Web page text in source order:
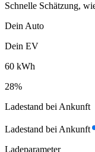
Schnelle Schätzung,
Dein Auto
Dein EV
60 kWh
28%
Ladestand bei Ankunft
Ladestand bei Ankunft
Ladeparameter